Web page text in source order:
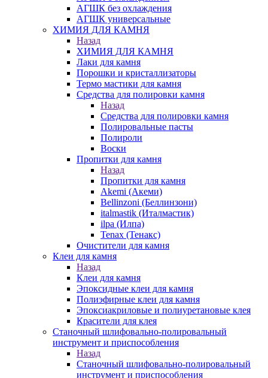
АГШК без охлаждения
АГШК универсальные
ХИМИЯ ДЛЯ КАМНЯ
Назад
ХИМИЯ ДЛЯ КАМНЯ
Лаки для камня
Порошки и кристаллизаторы
Термо мастики для камня
Средства для полировки камня
Назад
Средства для полировки камня
Полировальные пасты
Полироли
Воски
Пропитки для камня
Назад
Пропитки для камня
Akemi (Акеми)
Bellinzoni (Беллинзони)
italmastik (Италмастик)
ilpa (Илпа)
Tenax (Тенакс)
Очистители для камня
Клеи для камня
Назад
Клеи для камня
Эпоксидные клеи для камня
Полиэфирные клеи для камня
Эпоксиакриловые и полиуретановые клея
Красители для клея
Станочный шлифовально-полировальный
инструмент и приспособления
Назад
Станочный шлифовально-полировальный
инструмент и приспособления